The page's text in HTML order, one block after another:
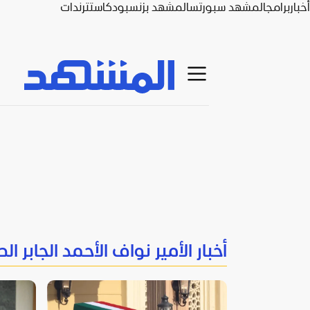
أخباربرامجالمشهد سبورتسالمشهد بزنسبودكاستترندات
أخبار الأمير نواف الأحمد الجابر